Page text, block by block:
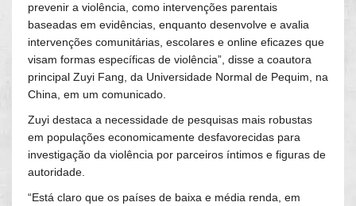
prevenir a violência, como intervenções parentais
baseadas em evidências, enquanto desenvolve e avalia
intervenções comunitárias, escolares e online eficazes que
visam formas específicas de violência”, disse a coautora
principal Zuyi Fang, da Universidade Normal de Pequim, na
China, em um comunicado.
Zuyi destaca a necessidade de pesquisas mais robustas
em populações economicamente desfavorecidas para
investigação da violência por parceiros íntimos e figuras de
autoridade.
“Está claro que os países de baixa e média renda, em